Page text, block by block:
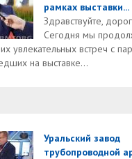
рамках выставки...
Здравствуйте,
Сегодня мы
увлекательных встреч с
на выставке...
Уральский завод
трубопроводной